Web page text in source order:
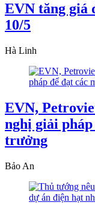
EVN tăng giá
10/5
Hà Linh
EVN,
nghị giải
trưởng
Bảo An